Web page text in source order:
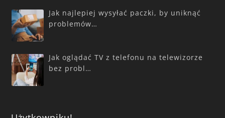
Jak najlepiej wysyłać paczki, by uniknąć
problemów…
Jak oglądać TV z telefonu na telewizorze
bez probl…